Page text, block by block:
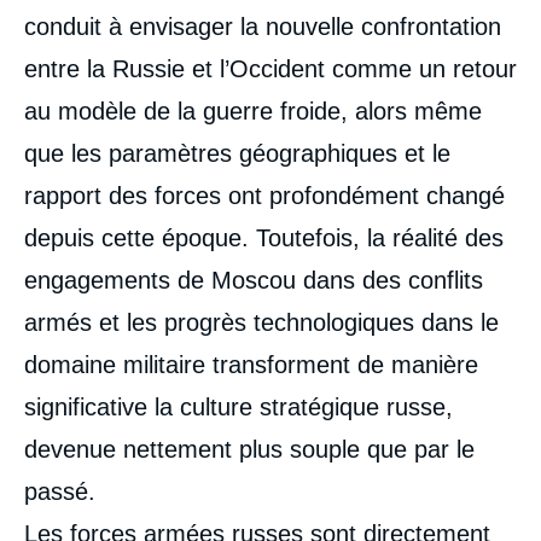
conduit à envisager la nouvelle confrontation
entre la Russie et l’Occident comme un retour
au modèle de la guerre froide, alors même
que les paramètres géographiques et le
rapport des forces ont profondément changé
depuis cette époque. Toutefois, la réalité des
engagements de Moscou dans des conflits
armés et les progrès technologiques dans le
domaine militaire transforment de manière
significative la culture stratégique russe,
devenue nettement plus souple que par le
passé.
Les forces armées russes sont directement